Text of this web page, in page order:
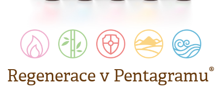
Regenerace v Pentagramu®